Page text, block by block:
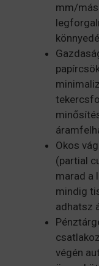
mm/
Okos
(partial
marad a
mindig
adhatsz
végén